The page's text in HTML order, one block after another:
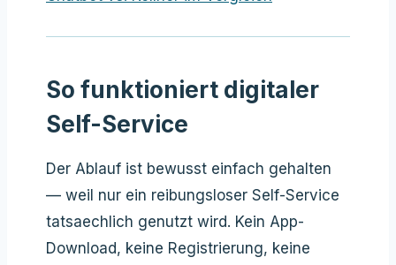
So funktioniert digitaler
Self-Service
Der Ablauf ist bewusst einfach gehalten
— weil nur ein reibungsloser Self-Service
tatsaechlich genutzt wird. Kein App-
Download, keine Registrierung, keine